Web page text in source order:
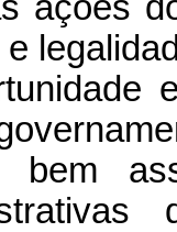
bem